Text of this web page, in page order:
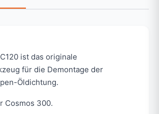
ist das originale
für die Demontage der
Öldichtung.
Cosmos 300.